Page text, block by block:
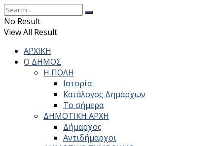
No Result
View All Result
ΑΡΧΙΚΗ
Ο ΔΗΜΟΣ
Η ΠΟΛΗ
Ιστορία
Κατάλογος Δημάρχων
Το σήμερα
ΔΗΜΟΤΙΚΗ ΑΡΧΗ
Δήμαρχος
Αντιδήμαρχοι